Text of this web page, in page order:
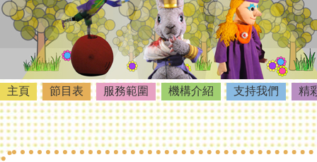
主頁 節目表 服務範圍 機構介紹 支持我們 精